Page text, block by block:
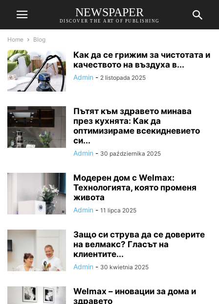
NEWSPAPER
DISCOVER THE ART OF PUBLISHING
Home Blog
Как да се грижим за чистотата и
качеството на въздуха в...
Admin - 2 listopada 2025
Пътят към здравето минава
през кухнята: Как да
оптимизираме всекидневието
си...
Admin - 30 października 2025
Модерен дом с Welmax:
Технологията, която променя
живота
Admin - 11 lipca 2025
Защо си струва да се доверите
на велмакс? Гласът на
клиентите...
Admin - 30 kwietnia 2025
Welmax – иновации за дома и
здравето